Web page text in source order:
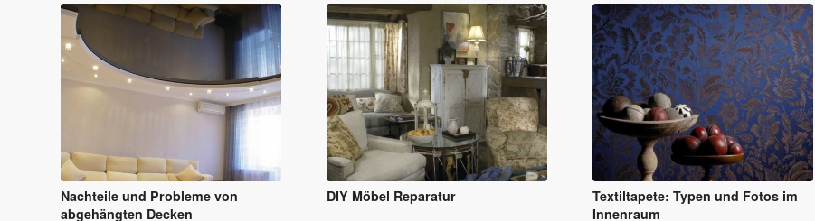
Nachteile und Probleme von
abgehängten Decken
DIY Möbel Reparatur
Textiltapete: Typen und Fotos im
Innenraum